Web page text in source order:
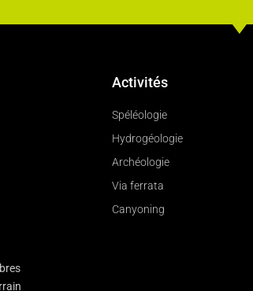
Activités
Spéléologie
Hydrogéologie
Archéologie
Via ferrata
Canyoning